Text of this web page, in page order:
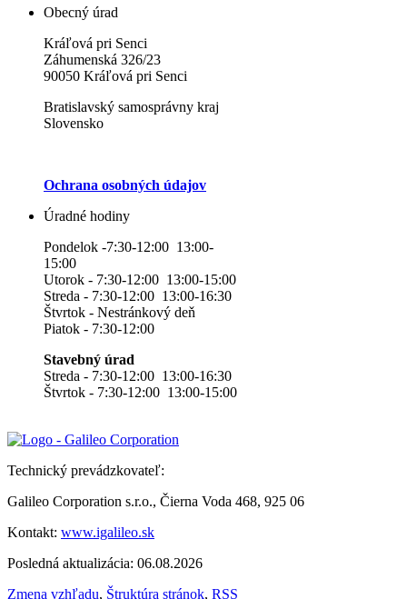
Obecný úrad
Kráľová pri Senci
Záhumenská 326/23
90050 Kráľová pri Senci
Bratislavský samosprávny kraj
Slovensko
Ochrana osobných údajov
Úradné hodiny
Pondelok -7:30-12:00 13:00-
15:00
Utorok - 7:30-12:00 13:00-15:00
Streda - 7:30-12:00 13:00-16:30
Štvrtok - Nestránkový deň
Piatok - 7:30-12:00
Stavebný úrad
Streda - 7:30-12:00 13:00-16:30
Štvrtok - 7:30-12:00 13:00-15:00
Technický prevádzkovateľ:
Galileo Corporation s.r.o., Čierna Voda 468, 925 06
Kontakt: www.igalileo.sk
Posledná aktualizácia: 06.08.2026
Zmena vzhľadu, Štruktúra stránok, RSS